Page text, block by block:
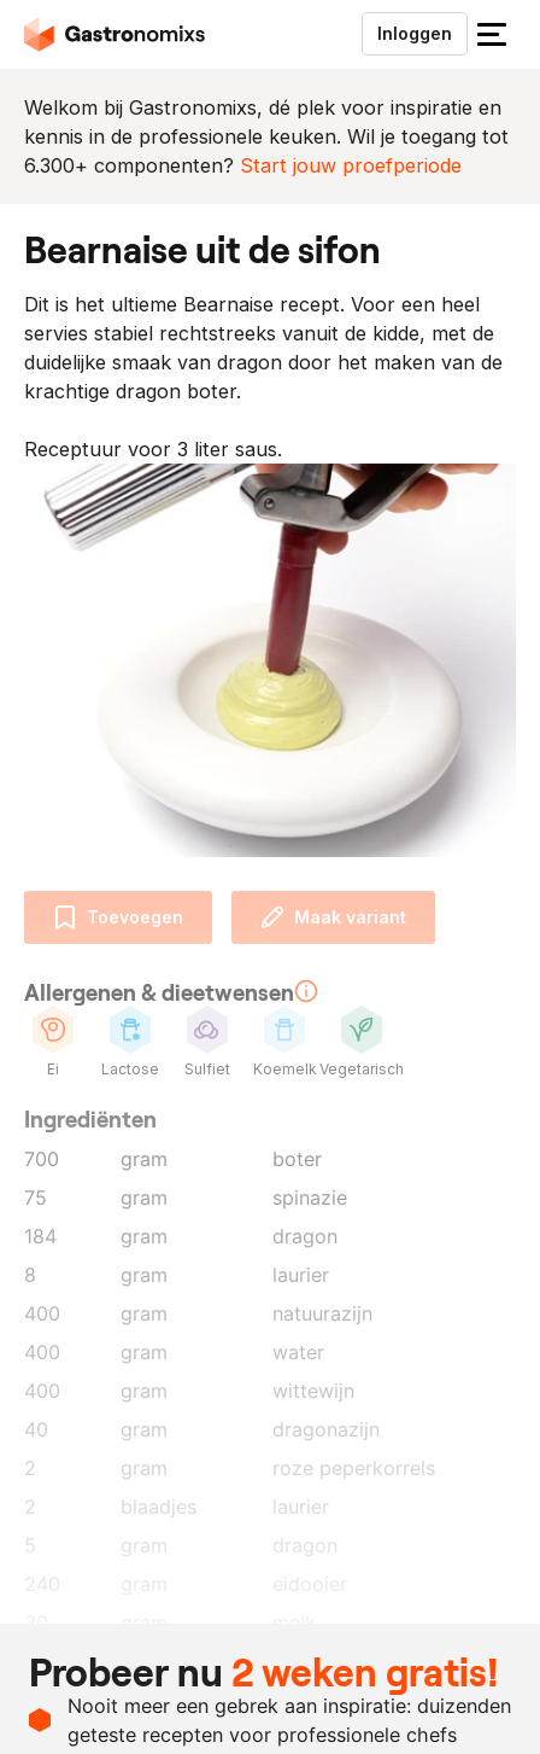
Inloggen
S
u
i
e
n
u
Welkom bij Gastronomixs, dé plek voor inspiratie en
kennis in de professionele keuken. Wil je toegang tot
6.300+ componenten? Start jouw proefperiode
bearnaise uit de sifon
Dit is het ultieme Bearnaise recept. Voor een heel
servies stabiel rechtstreeks vanuit de kidde, met de
duidelijke smaak van dragon door het maken van de
krachtige dragon boter.
Receptuur voor 3 liter saus.
Toevoegen Maak variant
Allergenen & dieetwensen
Ei Lactose Sulfiet Koemelk Vegetarisch
Ingrediënten
700 gram
boter
75
gram
spinazie
184
gram
dragon
8
gram
laurier
400
gram
natuurazijn
400
gram
water
400
gram
wittewijn
40
gram
dragonazijn
2
gram
roze peperkorrels
2
blaadjes
laurier
5
gram
dragon
240
gram
eidooier
naar
behoefte
citroensap
naar
zout
Probeer nu 2 weken gratis!
Nooit meer een gebrek aan inspiratie: duizenden
geteste recepten voor professionele chefs